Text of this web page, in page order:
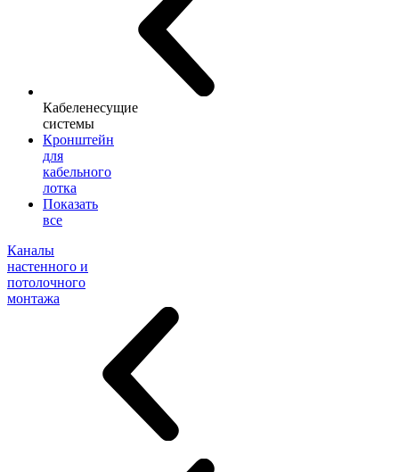
Кабеленесущие
системы
Кронштейн
для
кабельного
лотка
Показать
все
Каналы
настенного и
потолочного
монтажа